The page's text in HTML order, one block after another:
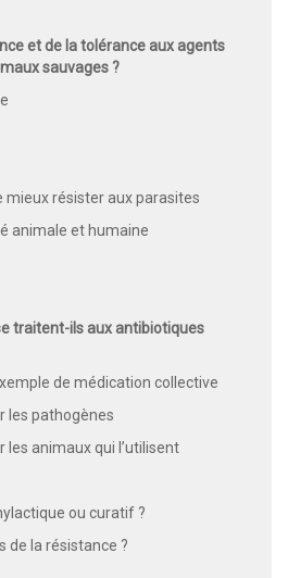
et de la tolérance aux agents
sauvages ?
résister aux parasites
animale et humaine
traitent-ils aux antibiotiques
de médication collective
les pathogènes
les animaux qui l’utilisent
ou curatif ?
de la résistance ?